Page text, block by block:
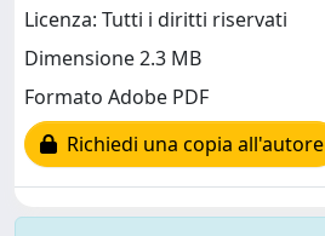
Licenza: Tutti i diritti riservati
Dimensione 2.3 MB
Formato Adobe PDF
Richiedi una copia all'autore